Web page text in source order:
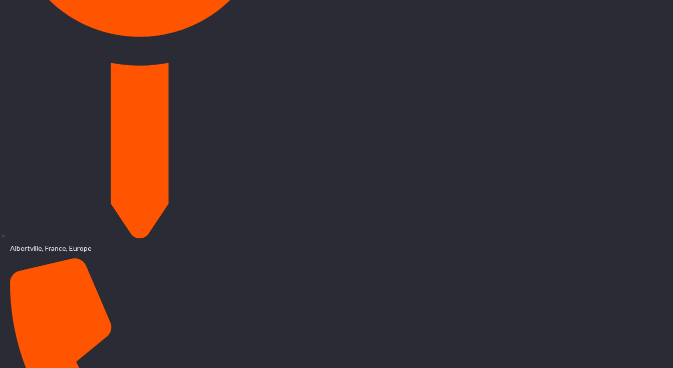
Albertville, France, Europe